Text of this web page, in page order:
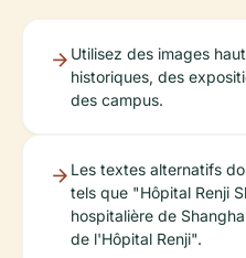
Utilisez des images
historiques, des
des campus.
Les textes alternatifs
tels que "Hôpital Renji
hospitalière de
de l'Hôpital Renji".